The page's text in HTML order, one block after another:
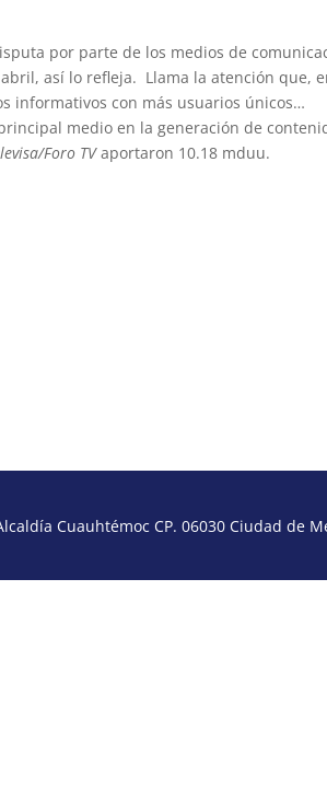
por parte de los medios de
así lo refleja. Llama la atención que,
informativos con más usuarios únicos…
medio en la generación de
Foro TVaportaron 10.18 mduu.
Cuauhtémoc CP. 06030 Ciudad de